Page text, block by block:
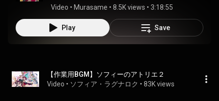
Video • Murasame • 8.5K views • 3:18:55
Play Save
【作業用BGM】ソフィーのアトリエ２
Video • ソフィア・ラグナロク • 83K views